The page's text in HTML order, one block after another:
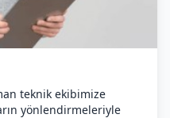
teknik ekibimize
yönlendirmeleriyle